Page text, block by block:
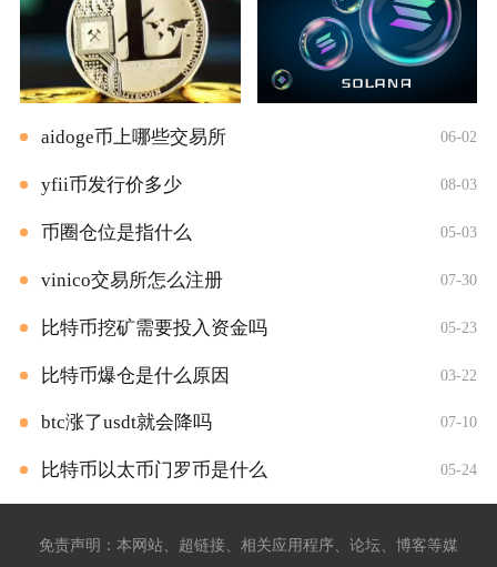
aidoge币上哪些交易所 06-02
yfii币发行价多少 08-03
币圈仓位是指什么 05-03
vinico交易所怎么注册 07-30
比特币挖矿需要投入资金吗 05-23
比特币爆仓是什么原因 03-22
btc涨了usdt就会降吗 07-10
比特币以太币门罗币是什么 05-24
免责声明：本网站、超链接、相关应用程序、论坛、博客等媒